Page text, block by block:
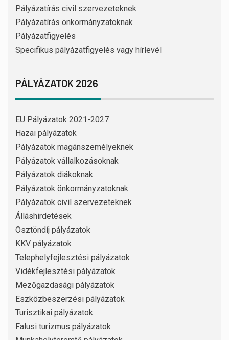
Pályázatírás civil szervezeteknek
Pályázatírás önkormányzatoknak
Pályázatfigyelés
Specifikus pályázatfigyelés vagy hírlevél
PÁLYÁZATOK 2026
EU Pályázatok 2021-2027
Hazai pályázatok
Pályázatok magánszemélyeknek
Pályázatok vállalkozásoknak
Pályázatok diákoknak
Pályázatok önkormányzatoknak
Pályázatok civil szervezeteknek
Álláshirdetések
Ösztöndíj pályázatok
KKV pályázatok
Telephelyfejlesztési pályázatok
Vidékfejlesztési pályázatok
Mezőgazdasági pályázatok
Eszközbeszerzési pályázatok
Turisztikai pályázatok
Falusi turizmus pályázatok